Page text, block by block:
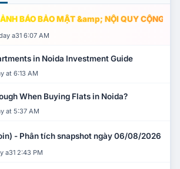
BÁO BẢO MẬT &amp; NỘI QUY CỘNG
a31 6:07 AM
in Noida Investment Guide
at 6:13 AM
When Buying Flats in Noida?
at 5:37 AM
- Phân tích snapshot ngày 06/08/2026
a31 2:43 PM